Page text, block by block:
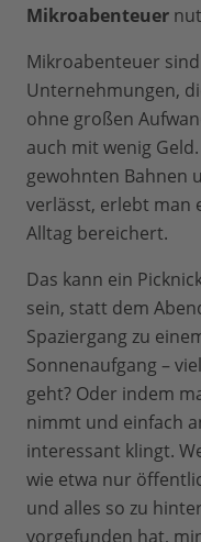
Mikroabenteuer
Mikroabenteuer
Unternehmungen,
ohne großen
auch mit wenig
gewohnten Bahnen
verlässt, erlebt man
Alltag bereichert.
Das kann ein
sein, statt dem
Spaziergang zu
Sonnenaufgang –
geht? Oder indem
nimmt und einfach
interessant klingt.
wie etwa nur
und alles so zu
vorgefunden hat,